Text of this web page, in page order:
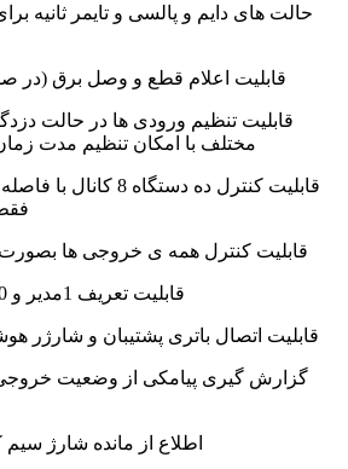
✅ قابلیت اعلام قطع و وصل برق (در
مختلف با امکان تنظیم مدت زمان اتصال
✅ قابلیت کنترل همه ی خروجی ها
✅ قابلیت تعریف 1مدیر و 10 کاربر برای سیستم
✅ قابلیت اتصال باتری پشتیبان و شارژر
✅ اطلاع از مانده شارژ